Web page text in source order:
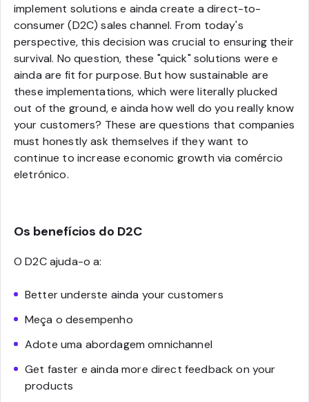
implement solutions e ainda create a direct-to-
consumer (D2C) sales channel. From today's
perspective, this decision was crucial to ensuring their
survival. No question, these "quick" solutions were e
ainda are fit for purpose. But how sustainable are
these implementations, which were literally plucked
out of the ground, e ainda how well do you really know
your customers? These are questions that companies
must honestly ask themselves if they want to
continue to increase economic growth via comércio
eletrónico.
Os benefícios do D2C
O D2C ajuda-o a:
Better underste ainda your customers
Meça o desempenho
Adote uma abordagem omnichannel
Get faster e ainda more direct feedback on your
products